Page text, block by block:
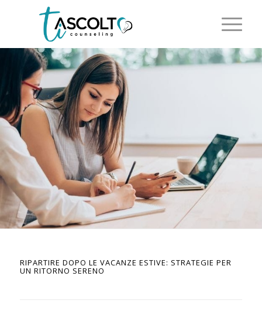
RIPARTIRE DOPO LE VACANZE ESTIVE: STRATEGIE PER
UN RITORNO SERENO